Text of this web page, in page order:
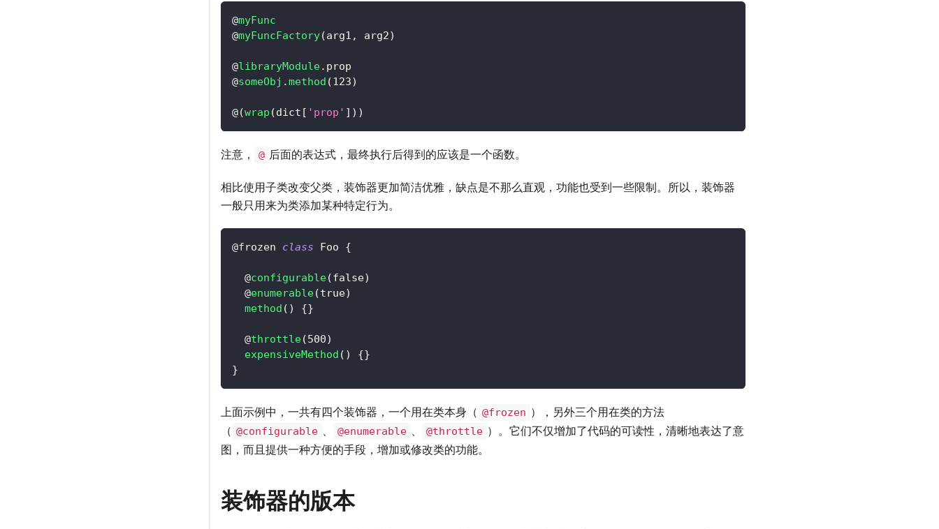
@myFunc
@myFuncFactory(arg1 , arg2)
@libraryModule. prop
@someObj .method (123)
@(wrap (dict [ 'prop' ] ) )
注意， @ 后面的表达式，最终执行后得到的应该是一个函数。
相比使用子类改变父类，装饰器更加简洁优雅，缺点是不那么直观，功能也受到一些限制。所以，装饰器
一般只用来为类添加某种特定行为。
@frozen class Foo {
  @
configurable(false)
  @
enumerable(true)
method ( ) {}
  @
throttle(500)
expensiveMethod ( ) {}
}
上面示例中，一共有四个装饰器，一个用在类本身（ @frozen ），另外三个用在类的方法
（ @configurable 、 @enumerable 、 @throttle ）。它们不仅增加了代码的可读性，清晰地表达了意
图，而且提供一种方便的手段，增加或修改类的功能。
装饰器的版本